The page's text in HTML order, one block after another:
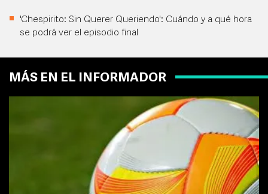
'Chespirito: Sin Querer Queriendo': Cuándo y a qué hora
se podrá ver el episodio final
MÁS EN EL INFORMADOR